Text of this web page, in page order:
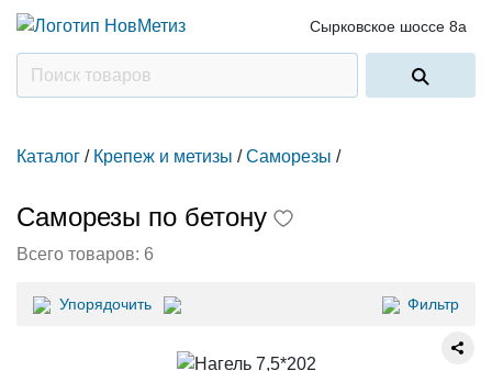
Сырковское шоссе 8а
Каталог / Крепеж и метизы / Саморезы /
Саморезы по бетону
Всего товаров: 6
Упорядочить Фильтр